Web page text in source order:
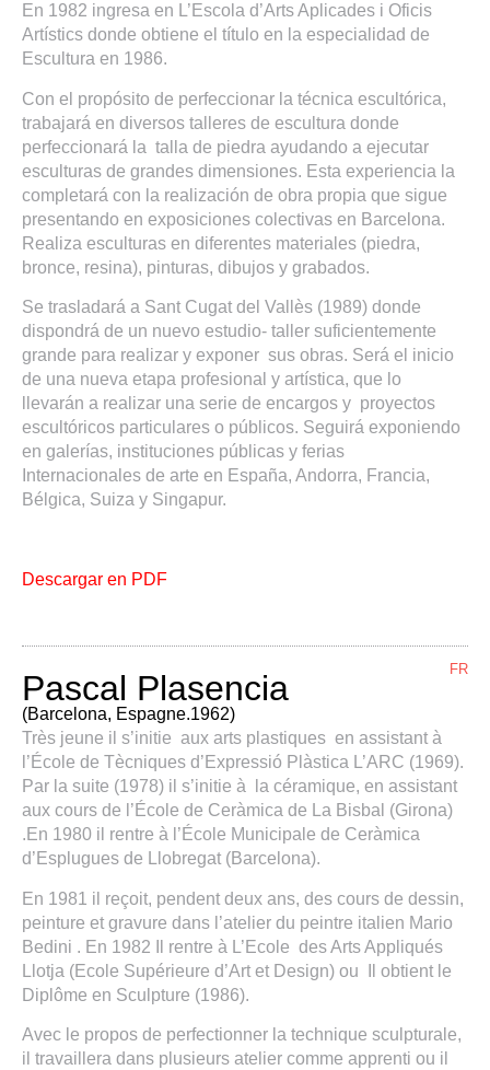
En 1982 ingresa en L’Escola d’Arts Aplicades i Oficis
Artístics donde obtiene el título en la especialidad de
Escultura en 1986.
Con el propósito de perfeccionar la técnica escultórica,
trabajará en diversos talleres de escultura donde
perfeccionará la talla de piedra ayudando a ejecutar
esculturas de grandes dimensiones. Esta experiencia la
completará con la realización de obra propia que sigue
presentando en exposiciones colectivas en Barcelona.
Realiza esculturas en diferentes materiales (piedra,
bronce, resina), pinturas, dibujos y grabados.
Se trasladará a Sant Cugat del Vallès (1989) donde
dispondrá de un nuevo estudio- taller suficientemente
grande para realizar y exponer sus obras. Será el inicio
de una nueva etapa profesional y artística, que lo
llevarán a realizar una serie de encargos y proyectos
escultóricos particulares o públicos. Seguirá exponiendo
en galerías, instituciones públicas y ferias
Internacionales de arte en España, Andorra, Francia,
Bélgica, Suiza y Singapur.
Descargar en PDF
FR
Pascal Plasencia
(Barcelona, Espagne.1962)
Très jeune il s’initie aux arts plastiques en assistant à
l’École de Tècniques d’Expressió Plàstica L’ARC (1969).
Par la suite (1978) il s’initie à la céramique, en assistant
aux cours de l’École de Ceràmica de La Bisbal (Girona)
.En 1980 il rentre à l’École Municipale de Ceràmica
d’Esplugues de Llobregat (Barcelona).
En 1981 il reçoit, pendent deux ans, des cours de dessin,
peinture et gravure dans l’atelier du peintre italien Mario
Bedini . En 1982 Il rentre à L’Ecole des Arts Appliqués
Llotja (Ecole Supérieure d’Art et Design) ou Il obtient le
Diplôme en Sculpture (1986).
Avec le propos de perfectionner la technique sculpturale,
il travaillera dans plusieurs atelier comme apprenti ou il